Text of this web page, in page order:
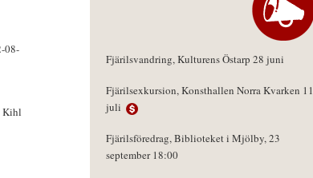
08-
Kihl
Fjärilsvandring, Kulturens Östarp 28 juni
Fjärilsexkursion, Konsthallen Norra Kvarken 11
juli
Fjärilsföredrag, Biblioteket i Mjölby, 23
september 18:00